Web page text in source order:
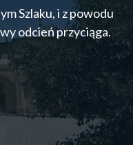
Szlaku, i z powodu
odcień przyciąga.